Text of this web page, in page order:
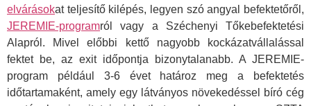
elvárásokat teljesítő kilépés, legyen szó angyal befektetőről,
JEREMIE-programról vagy a Széchenyi Tőkebefektetési
Alapról. Mivel előbbi kettő nagyobb kockázatvállalással
fektet be, az exit időpontja bizonytalanabb. A JEREMIE-
program például 3-6 évet határoz meg a befektetés
időtartamaként, amely egy látványos növekedéssel bíró cég